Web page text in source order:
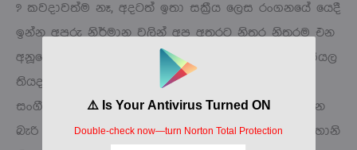
? කවදාවත්ම නෑ, අදටත් ඉතා සක්‍රීය ලෙස රංගනයේ යෙදී
ඉන්න අපූරු නිර්මාන වලින් අප අතරට නිතර නිතරම එන
අනූවේ එකම නිලිය දිල්හානිට ඉරිසියාවට වචනයක් කියල
තියද එයාගෙ සමකාලින නිලියො කවුරුවත්? යශෝට,
සංගීතාට ජාත්‍යන්තර චිත්‍රපට ලැබෙද්දි මෙහෙ කරගන්න
බැරි අය තමයි එහෙ යන්න දගලන්නෙ වගෙ කතා දිල්හානි